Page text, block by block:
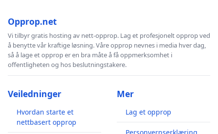
Opprop.net
Vi tilbyr gratis hosting av nett-opprop. Lag et profesjonelt opprop ved
å benytte vår kraftige løsning. Våre opprop nevnes i media hver dag,
så å lage et opprop er en bra måte å få oppmerksomhet i
offentligheten og hos beslutningstakere.
Veiledninger
Hvordan starte et
nettbasert opprop
Mer
Lag et opprop